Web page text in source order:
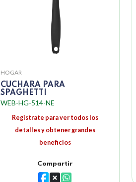
HOGAR
CUCHARA PARA
SPAGHETTI
WEB-HG-514-NE
Registrate para ver todos los
detalles y obtener grandes
beneficios
Compartir